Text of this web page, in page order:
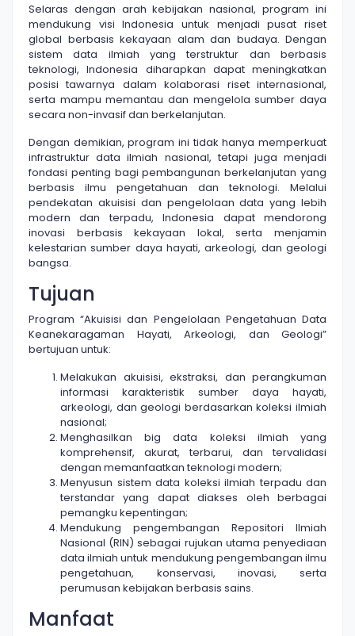
Selaras dengan arah kebijakan nasional, program ini
mendukung visi Indonesia untuk menjadi pusat riset
global berbasis kekayaan alam dan budaya. Dengan
sistem data ilmiah yang terstruktur dan berbasis
teknologi, Indonesia diharapkan dapat meningkatkan
posisi tawarnya dalam kolaborasi riset internasional,
serta mampu memantau dan mengelola sumber daya
secara non-invasif dan berkelanjutan.
Dengan demikian, program ini tidak hanya memperkuat
infrastruktur data ilmiah nasional, tetapi juga menjadi
fondasi penting bagi pembangunan berkelanjutan yang
berbasis ilmu pengetahuan dan teknologi. Melalui
pendekatan akuisisi dan pengelolaan data yang lebih
modern dan terpadu, Indonesia dapat mendorong
inovasi berbasis kekayaan lokal, serta menjamin
kelestarian sumber daya hayati, arkeologi, dan geologi
bangsa.
Tujuan
Program “Akuisisi dan Pengelolaan Pengetahuan Data
Keanekaragaman Hayati, Arkeologi, dan Geologi”
bertujuan untuk:
Melakukan akuisisi, ekstraksi, dan perangkuman
informasi karakteristik sumber daya hayati,
arkeologi, dan geologi berdasarkan koleksi ilmiah
nasional;
Menghasilkan big data koleksi ilmiah yang
komprehensif, akurat, terbarui, dan tervalidasi
dengan memanfaatkan teknologi modern;
Menyusun sistem data koleksi ilmiah terpadu dan
terstandar yang dapat diakses oleh berbagai
pemangku kepentingan;
Mendukung pengembangan Repositori Ilmiah
Nasional (RIN) sebagai rujukan utama penyediaan
data ilmiah untuk mendukung pengembangan ilmu
pengetahuan, konservasi, inovasi, serta
perumusan kebijakan berbasis sains.
Manfaat